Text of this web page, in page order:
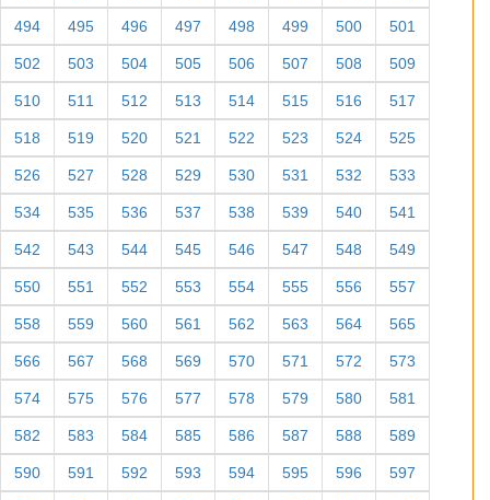
494 495 496 497 498 499 500 501
502 503 504 505 506 507 508 509
510 511 512 513 514 515 516 517
518 519 520 521 522 523 524 525
526 527 528 529 530 531 532 533
534 535 536 537 538 539 540 541
542 543 544 545 546 547 548 549
550 551 552 553 554 555 556 557
558 559 560 561 562 563 564 565
566 567 568 569 570 571 572 573
574 575 576 577 578 579 580 581
582 583 584 585 586 587 588 589
590 591 592 593 594 595 596 597